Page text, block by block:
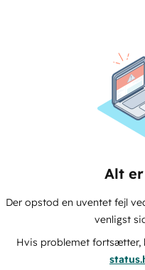
Alt
Der opstod en uventet fejl
venligst
Hvis problemet fortsætter,